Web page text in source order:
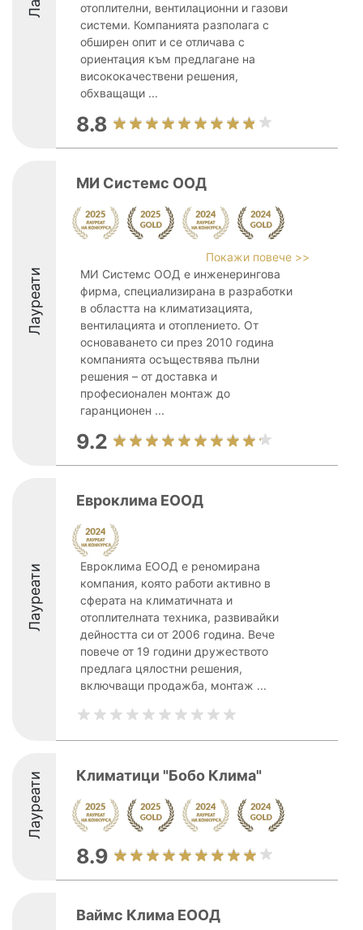
отоплителни, вентилационни и газови
системи. Компанията разполага с
обширен опит и се отличава с
ориентация към предлагане на
висококачествени решения,
обхващащи ...
8.8
Лауреати
МИ Системс ООД
Покажи повече >>
МИ Системс ООД е инженерингова
фирма, специализирана в разработки
в областта на климатизацията,
вентилацията и отоплението. От
основаването си през 2010 година
компанията осъществява пълни
решения – от доставка и
професионален монтаж до
гаранционен ...
9.2
Лауреати
Евроклима ЕООД
Евроклима ЕООД е реномирана
компания, която работи активно в
сферата на климатичната и
отоплителната техника, развивайки
дейността си от 2006 година. Вече
повече от 19 години дружеството
предлага цялостни решения,
включващи продажба, монтаж ...
Лауреати Климатици "Бобо Клима"
8.9
Ваймс Клима EООД